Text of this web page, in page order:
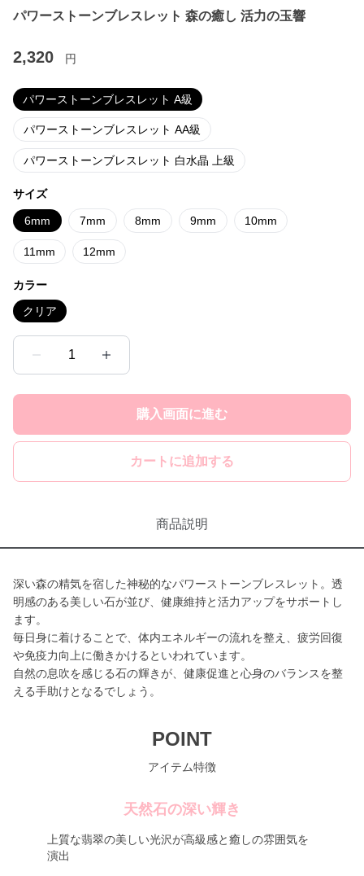
パワーストーンブレスレット 森の癒し 活力の玉響
2,320 円
パワーストーンブレスレット A級
パワーストーンブレスレット AA級
パワーストーンブレスレット 白水晶 上級
サイズ
6mm 7mm 8mm 9mm 10mm
11mm 12mm
カラー
クリア
1
購入画面に進む
カートに追加する
商品説明
深い森の精気を宿した神秘的なパワーストーンブレスレット。透
明感のある美しい石が並び、健康維持と活力アップをサポートし
ます。
毎日身に着けることで、体内エネルギーの流れを整え、疲労回復
や免疫力向上に働きかけるといわれています。
自然の息吹を感じる石の輝きが、健康促進と心身のバランスを整
える手助けとなるでしょう。
POINT
アイテム特徴
天然石の深い輝き
上質な翡翠の美しい光沢が高級感と癒しの雰囲気を
演出